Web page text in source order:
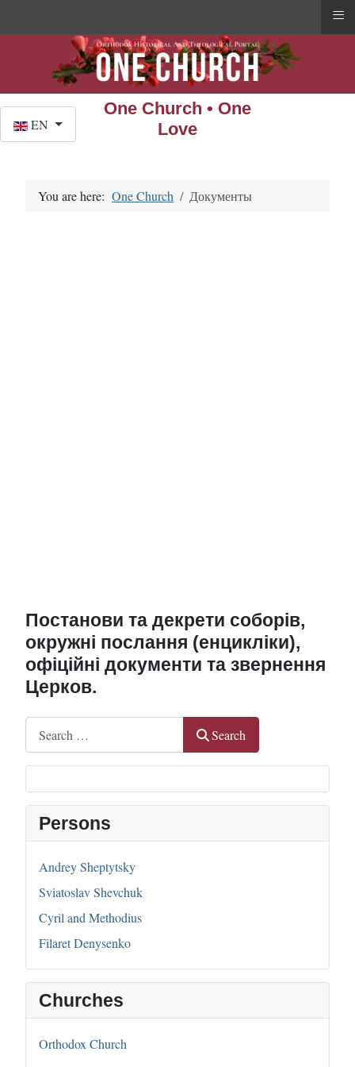
One Church • One
Love
EN
Search
Persons
Andrey Sheptytsky
Sviatoslav Shevchuk
Cyril and Methodius
Filaret Denysenko
Churches
Orthodox Church
You are here: One Church Документы
Постанови та декрети соборів,
окружні послання (енцикліки),
офіційні документи та звернення
Церков.
≡